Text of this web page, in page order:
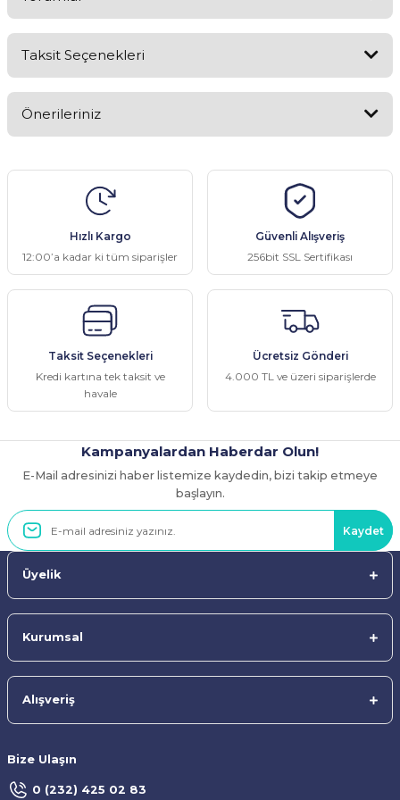
Taksit Seçenekleri
Önerileriniz
konularda yetersiz gördüğünüz noktaları öneri formunu kullanarak
tarafımıza iletebilirsiniz.
Görüş ve önerileriniz için teşekkür ederiz.
Ürün resmi kalitesiz, bozuk veya görüntülenemiyor.
Ürün bilgilerinde hatalar bulunuyor.
Ürün fiyatı diğer sitelerden daha pahalı.
Bu ürüne benzer farklı alternatifler olmalı.
Gönder
Hızlı Kargo
12:00’a kadar ki tüm siparişler
Güvenli Alışveriş
256bit SSL Sertifikası
Taksit Seçenekleri
Kredi kartına tek taksit ve
havale
Ücretsiz Gönderi
4.000 TL ve üzeri siparişlerde
Kampanyalardan Haberdar Olun!
E-Mail adresinizi haber listemize kaydedin, bizi takip etmeye
başlayın.
Kaydet
Üyelik
Kurumsal
Alışveriş
Bize Ulaşın
0 (232) 425 02 83